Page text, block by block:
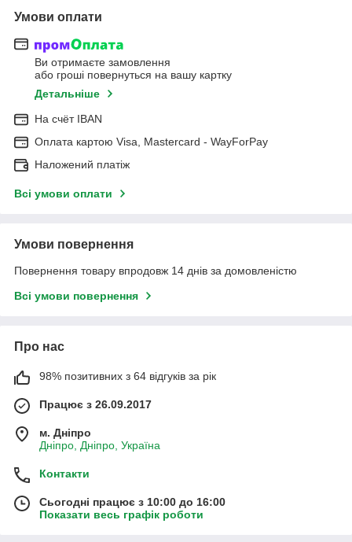
Умови оплати
Ви отримаєте замовлення
або гроші повернуться на вашу картку
Детальніше
На cчёт IBAN
Оплата картою Visa, Mastercard - WayForPay
Наложений платіж
Всі умови оплати
Умови повернення
Повернення товару впродовж 14 днів за домовленістю
Всі умови повернення
Про нас
98% позитивних з 64 відгуків за рік
Працює з 26.09.2017
м. Дніпро
Дніпро, Дніпро, Україна
Контакти
Сьогодні працює з 10:00 до 16:00
Показати весь графік роботи